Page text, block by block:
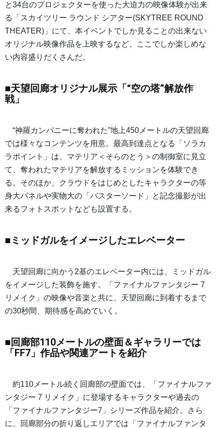
と34台のプロジェクターを使った大迫力の映像体験が出来
る「スカイツリー ラウンド シアター(SKYTREE ROUND
THEATER)」にて、本イベントでしか見ることの出来ない
オリジナル映像作品を上映するなど、ここでしか楽しめな
い内容盛りだくさんだ。
■天望回廊オリジナル展示「“空の塔”解放作
戦」
“神羅カンパニーに奪われた”地上450メートルの天望回廊
では様々なコンテンツを用意。最高到達点となる「ソラカ
ラポイント」は、マテリア＜そらのとう＞の制御室に見立
て、奪われたマテリアを解放するミッションを体験でき
る。そのほか、クラウドをはじめとしたキャラクターの等
身大パネルや実物大の「バスターソード」と記念撮影が出
来るフォトスポットなども設置する。
■ミッドガルをイメージしたエレベーター
天望回廊に向かう2基のエレベーター内には、ミッドガル
をイメージした装飾を施す。「ファイナルファンタジー 7
リメイク」の映像や音楽と共に、天望回廊に到着するまで
の30秒間、期待感を高めていく。
■回廊部110メートルの壁面＆ギャラリーでは
「FF7」作品や関連アートを紹介
約110メートル続く回廊部の壁面では、「ファイナルファ
ンタジー 7 リメイク」に登場するキャラクターや過去の
「ファイナルファンタジー7」シリーズ作品を紹介。さら
に、回廊部分の折り返しエリアでは「ファイナルファンタ